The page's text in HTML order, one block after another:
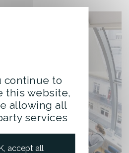
continue to
this website,
allowing all
services
accept all